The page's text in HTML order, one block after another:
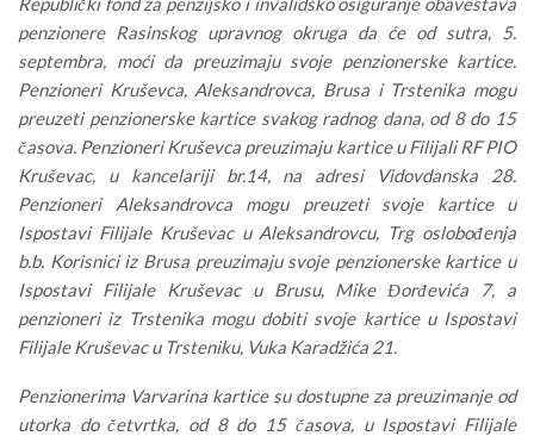
penzionere Rasinskog upravnog okruga da će od sutra, 5.
septembra, moći da preuzimaju svoje penzionerske kartice.
Penzioneri Kruševca, Aleksandrovca, Brusa i Trstenika mogu
preuzeti penzionerske kartice svakog radnog dana, od 8 do 15
časova. Penzioneri Kruševca preuzimaju kartice u Filijali RF PIO
Kruševac, u kancelariji br.14, na adresi Vidovdanska 28.
Penzioneri Aleksandrovca mogu preuzeti svoje kartice u
Ispostavi Filijale Kruševac u Aleksandrovcu, Trg oslobođenja
b.b. Korisnici iz Brusa preuzimaju svoje penzionerske kartice u
Ispostavi Filijale Kruševac u Brusu, Mike Đorđevića 7, a
penzioneri iz Trstenika mogu dobiti svoje kartice u Ispostavi
Filijale Kruševac u Trsteniku, Vuka Karadžića 21.
Penzionerima Varvarina kartice su dostupne za preuzimanje od
utorka do četvrtka, od 8 do 15 časova, u Ispostavi Filijale